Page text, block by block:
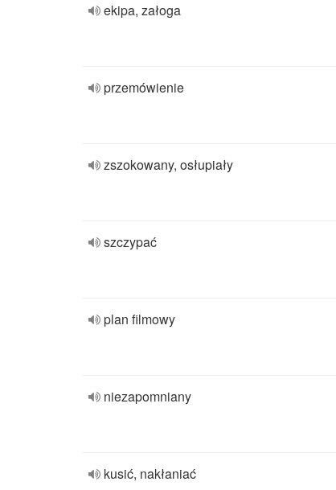
ekipa, załoga
przemówienie
zszokowany, osłupiały
szczypać
plan filmowy
niezapomniany
kusić, nakłaniać